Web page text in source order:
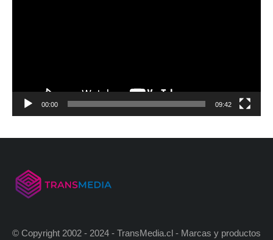
00:00 09:42
© Copyright 2002 - 2024 - TransMedia.cl - Marcas y productos